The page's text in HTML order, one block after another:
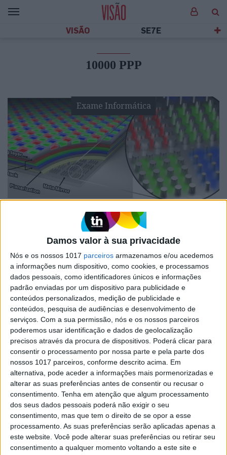
Damos valor à sua privacidade
Nós e os nossos 1017 parceiros armazenamos e/ou acedemos
a informações num dispositivo, como cookies, e processamos
dados pessoais, como identificadores únicos e informações
padrão enviadas por um dispositivo para publicidade e
conteúdos personalizados, medição de publicidade e
conteúdos, pesquisa de audiências e desenvolvimento de
serviços. Com a sua permissão, nós e os nossos parceiros
poderemos usar identificação e dados de geolocalização
precisos através da procura de dispositivos. Poderá clicar para
consentir o processamento por nossa parte e pela parte dos
nossos 1017 parceiros, conforme descrito acima. Em
alternativa, pode aceder a informações mais pormenorizadas e
alterar as suas preferências antes de consentir ou recusar o
consentimento. Tenha em atenção que algum processamento
dos seus dados pessoais poderá não exigir o seu
consentimento, mas que tem o direito de se opor a esse
processamento. As suas preferências serão aplicadas apenas a
este website. Você pode alterar suas preferências ou retirar seu
consentimento a qualquer momento voltando a este site e
VISÃO SE7E
10000 PPP
Exame Informática
EXAME INFORMÁTICA
Samsung e Stanford desenvolvem
ecrã OLED com 10 mil píxeis por
polegada
Tecnologia OLED pode abrir caminho a
experiências de Realidade Virtual sem qualquer
falha, com o uso de painéis com uma 'super
resolução'
SITES DO GRUPO TRUST IN NEWS
Visão Visão Se7e